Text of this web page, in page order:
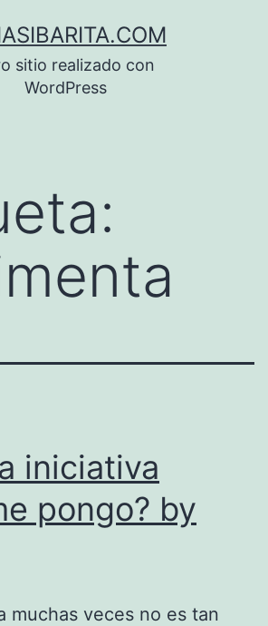
sitio realizado con
WordPress
iniciativa
pongo? by
muchas veces no es tan